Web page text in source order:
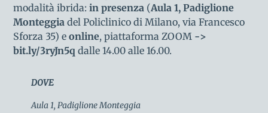
modalità ibrida: in presenza (Aula 1, Padiglione
Monteggiadel Policlinico di Milano, via Francesco
Sforza 35) eonline, piattaforma ZOOM ->
bit.ly/3ryJn5q dalle 14.00 alle 16.00.
DOVE
Aula 1, Padiglione Monteggia